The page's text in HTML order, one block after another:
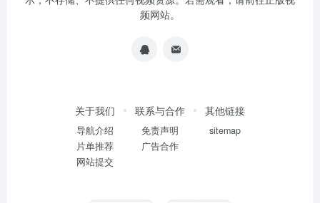
频网站。
关于我们
导航介绍
片单推荐
网站提交
联系与合作
免责声明
广告合作
其他链接
sitemap